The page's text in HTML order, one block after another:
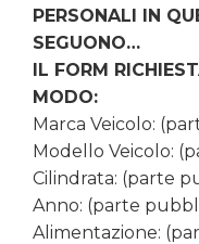
PERSONALI IN
SEGUONO…
IL FORM
MODO:
Marca Veicolo:
Modello Veicolo:
Cilindrata: (parte
Anno: (parte
Alimentazione: